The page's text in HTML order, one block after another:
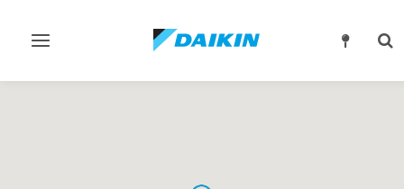
Alternar